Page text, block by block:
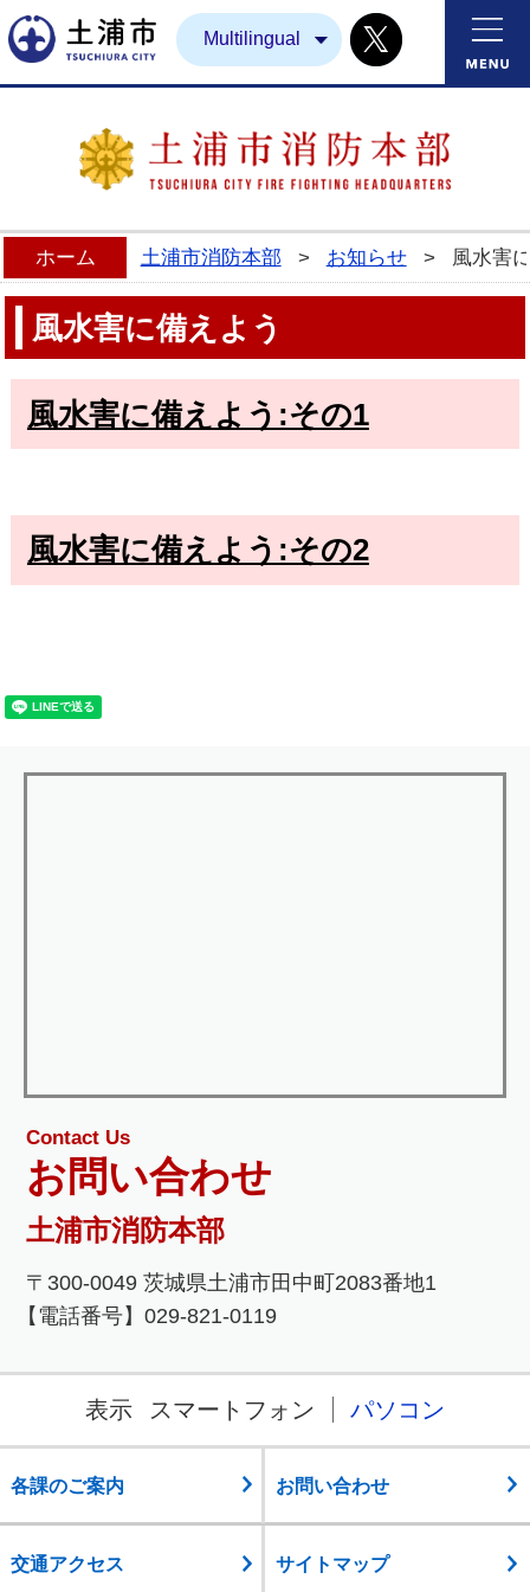
土浦市Multilingual Twitter
ホーム 土浦市消防本部 > お知らせ > 風水害
風水害に備えよう
風水害に備えよう:その1
風水害に備えよう:その2
Contact Us
お問い合わせ
土浦市消防本部
〒300-0049 茨城県土浦市田中町2083番地1
【電話番号】029-821-0119
表示 スマートフォン パソコン
各課のご案内 お問い合わせ
交通アクセス サイトマップ